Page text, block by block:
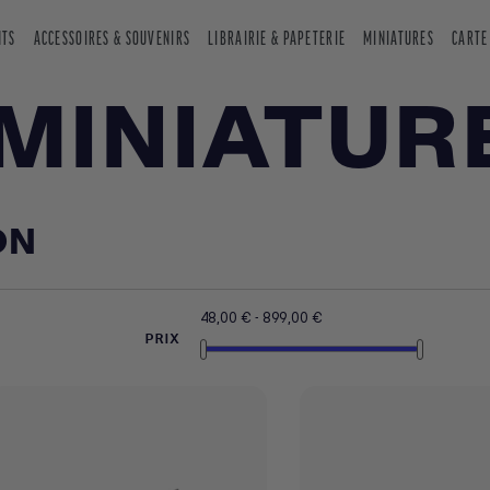
ACCESSOIRES & SOUVENIRS LIBRAIRIE & PAPETERIE MINIATURES
PRIX
48,00 € - 899,00 €